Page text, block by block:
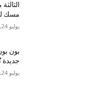
مسك
يوليو 24, 2025
بون
يوليو 24, 2025